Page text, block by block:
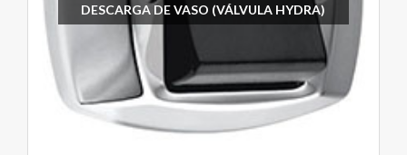
DESCARGA DE VASO (VÁLVULA HYDRA)